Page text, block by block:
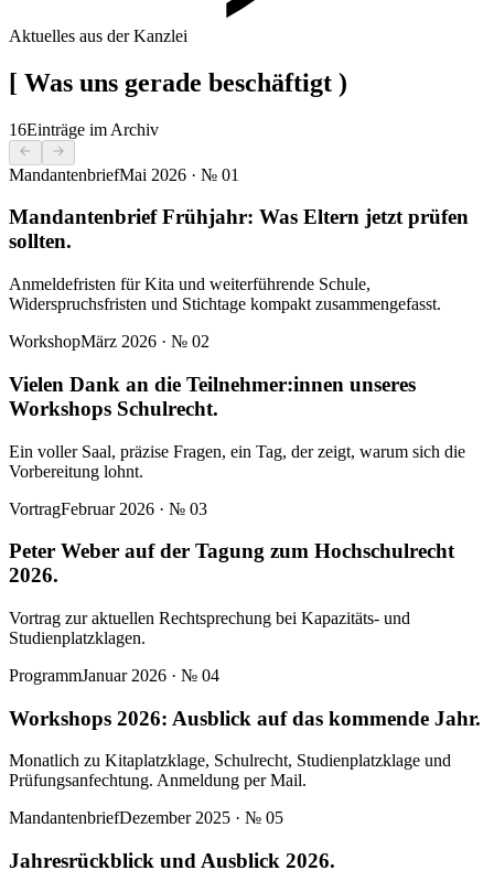
Aktuelles aus der Kanzlei
[ Was uns gerade beschäftigt )
16Einträge im Archiv
MandantenbriefMai 2026 · № 01
Mandantenbrief Frühjahr: Was Eltern jetzt prüfen
sollten.
Anmeldefristen für Kita und weiterführende Schule,
Widerspruchsfristen und Stichtage kompakt zusammengefasst.
WorkshopMärz 2026 · № 02
Vielen Dank an die Teilnehmer:innen unseres
Workshops Schulrecht.
Ein voller Saal, präzise Fragen, ein Tag, der zeigt, warum sich die
Vorbereitung lohnt.
VortragFebruar 2026 · № 03
Peter Weber auf der Tagung zum Hochschulrecht
2026.
Vortrag zur aktuellen Rechtsprechung bei Kapazitäts- und
Studienplatzklagen.
ProgrammJanuar 2026 · № 04
Workshops 2026: Ausblick auf das kommende Jahr.
Monatlich zu Kitaplatzklage, Schulrecht, Studienplatzklage und
Prüfungsanfechtung. Anmeldung per Mail.
MandantenbriefDezember 2025 · № 05
Jahresrückblick und Ausblick 2026.